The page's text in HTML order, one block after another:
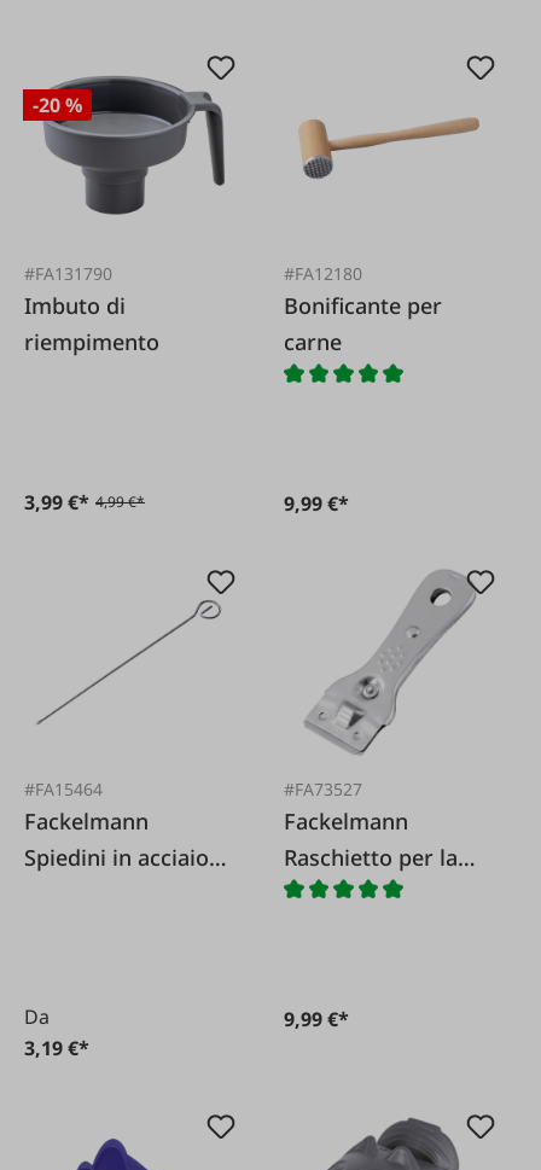
-20 %
#FA131790
Imbuto di
riempimento
3,99 €* 4,99 €*
#FA12180
Bonificante per
carne
9,99 €*
#FA15464
Fackelmann
Spiedini in acciaio
Da
3,19 €*
#FA73527
Fackelmann
Raschietto per la
pulizia
9,99 €*